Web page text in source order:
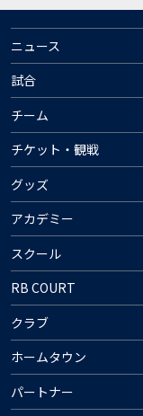
ニュース
試合
チーム
チケット・観戦
グッズ
アカデミー
スクール
RB COURT
クラブ
ホームタウン
パートナー